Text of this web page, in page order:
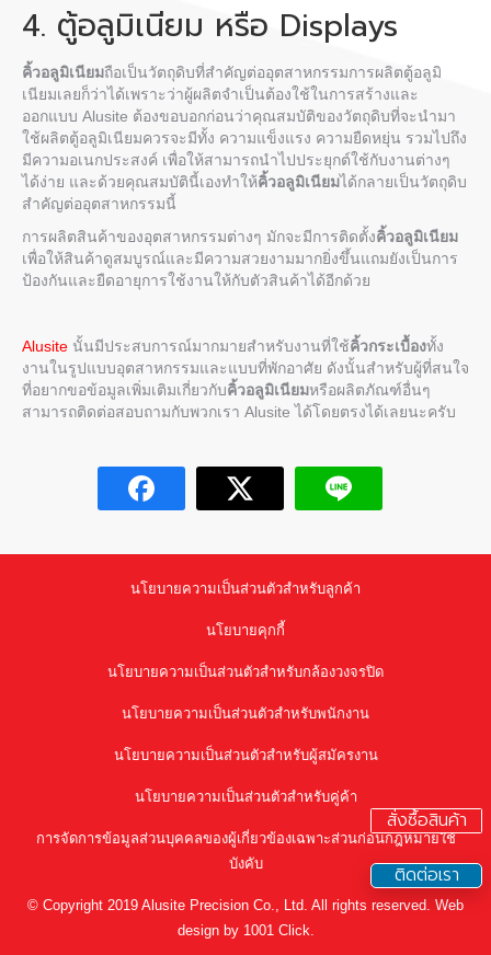
4. ตู้อลูมิเนียม หรือ Displays
คิ้วอลูมิเนียมถือเป็นวัตถุดิบที่สำคัญต่ออุตสาหกรรมการผลิตตู้อลูมิ
เนียมเลยก็ว่าได้เพราะว่าผู้ผลิตจำเป็นต้องใช้ในการสร้างและ
ออกแบบ Alusite ต้องขอบอกก่อนว่าคุณสมบัติของวัตถุดิบที่จะนำมา
ใช้ผลิตตู้อลูมิเนียมควรจะมีทั้ง ความแข็งแรง ความยืดหยุ่น รวมไปถึง
มีความอเนกประสงค์ เพื่อให้สามารถนำไปประยุกต์ใช้กับงานต่างๆ
ได้ง่าย และด้วยคุณสมบัตินี้เองทำให้คิ้วอลูมิเนียมได้กลายเป็นวัตถุดิบ
สำคัญต่ออุตสาหกรรมนี้
การผลิตสินค้าของอุตสาหกรรมต่างๆ มักจะมีการติดตั้งคิ้วอลูมิเนียม
เพื่อให้สินค้าดูสมบูรณ์และมีความสวยงามมากยิ่งขึ้นแถมยังเป็นการ
ป้องกันและยืดอายุการใช้งานให้กับตัวสินค้าได้อีกด้วย
Alusite นั้นมีประสบการณ์มากมายสำหรับงานที่ใช้คิ้วกระเบื้องทั้ง
งานในรูปแบบอุตสาหกรรมและแบบที่พักอาศัย ดังนั้นสำหรับผู้ที่สนใจ
ที่อยากขอข้อมูลเพิ่มเติมเกี่ยวกับคิ้วอลูมิเนียมหรือผลิตภัณฑ์อื่นๆ
สามารถติดต่อสอบถามกับพวกเรา Alusite ได้โดยตรงได้เลยนะครับ
นโยบายความเป็นส่วนตัวสำหรับลูกค้า
นโยบายคุกกี้
นโยบายความเป็นส่วนตัวสำหรับกล้องวงจรปิด
นโยบายความเป็นส่วนตัวสำหรับพนักงาน
นโยบายความเป็นส่วนตัวสำหรับผู้สมัครงาน
นโยบายความเป็นส่วนตัวสำหรับคู่ค้า
การจัดการข้อมูลส่วนบุคคลของผู้เกี่ยวข้องเฉพาะส่วนก่อนกฎหมายใช้
บังคับ
© Copyright 2019 Alusite Precision Co., Ltd. All rights reserved. Web
design by 1001 Click.
สั่งซื้อสินค้า
ติดต่อเรา